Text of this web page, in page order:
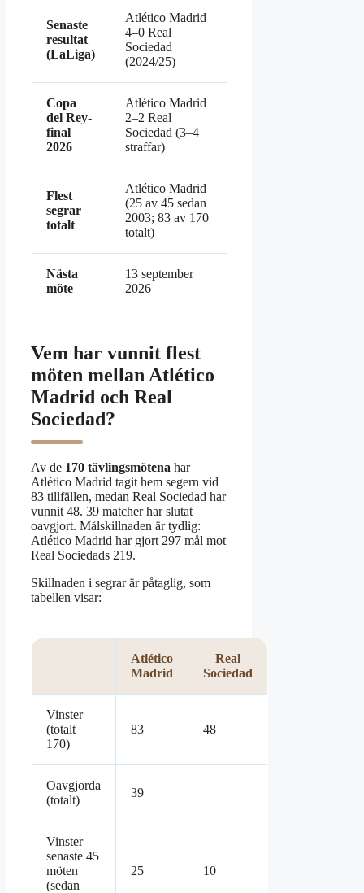
Senaste
resultat
(LaLiga)
Atlético Madrid
4–0 Real
Sociedad
(2024/25)
Copa
del Rey-
final
2026
Atlético Madrid
2–2 Real
Sociedad (3–4
straffar)
Flest
segrar
totalt
Atlético Madrid
(25 av 45 sedan
2003; 83 av 170
totalt)
Nästa
möte
13 september
2026
Vem har vunnit flest
möten mellan Atlético
Madrid och Real
Sociedad?
Av de 170 tävlingsmötena har
Atlético Madrid tagit hem segern vid
83 tillfällen, medan Real Sociedad har
vunnit 48. 39 matcher har slutat
oavgjort. Målskillnaden är tydlig:
Atlético Madrid har gjort 297 mål mot
Real Sociedads 219.
Skillnaden i segrar är påtaglig, som
tabellen visar:
Atlético
Madrid
Real
Sociedad
Vinster
(totalt
170)
83 48
Oavgjorda
(totalt)
39
Vinster
senaste 45
möten
(sedan
25 10